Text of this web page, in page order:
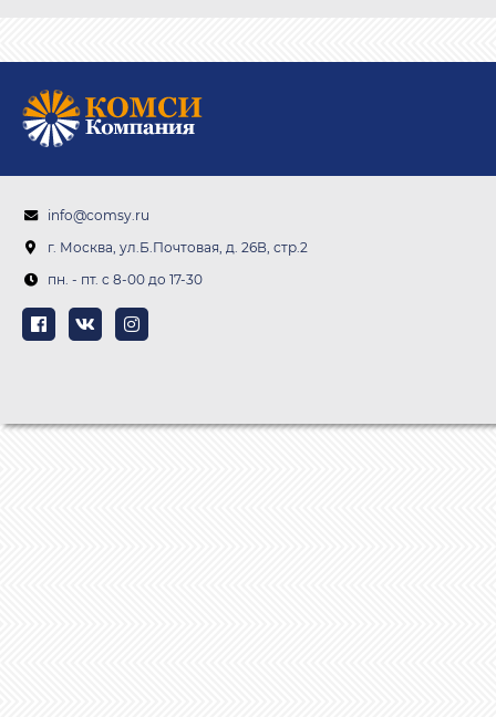
info@comsy.ru
г. Москва, ул.Б.Почтовая, д. 26В, стр.2
пн. - пт. c 8-00 до 17-30